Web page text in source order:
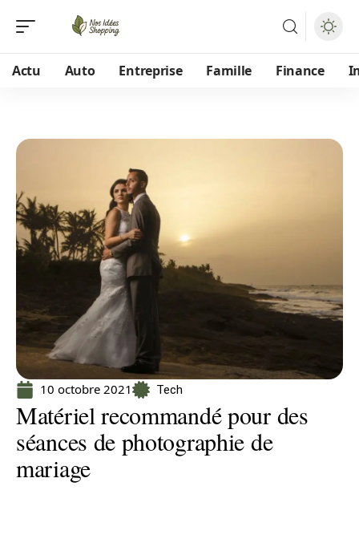
Actu Auto Entreprise Famille Finance
10 octobre 2021 Tech
Matériel recommandé pour des
séances de photographie de
mariage